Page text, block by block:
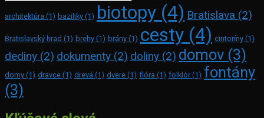
architektúra (1) baziliky (1) biotopy (4) Bratislava (2)
Bratislavský hrad (1) brehy (1) brány (1) cesty (4) cintoríny (1)
dediny (2) dokumenty (2) doliny (2) domov (3)
domy (1) dravce (1) drevá (1) dvere (1) flóra (1) folklór (1) fontány
(3)